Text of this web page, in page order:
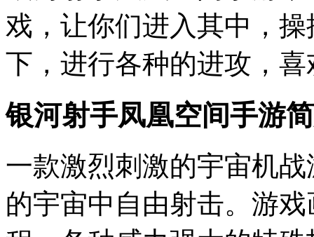
戏，让你们进入其中，
下，进行各种的进攻，
银河射手凤凰空间手游
一款激烈刺激的宇宙机
的宇宙中自由射击。游